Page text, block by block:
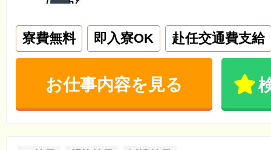
寮費無料 即入寮OK 赴任交通費支給
お仕事内容を見る